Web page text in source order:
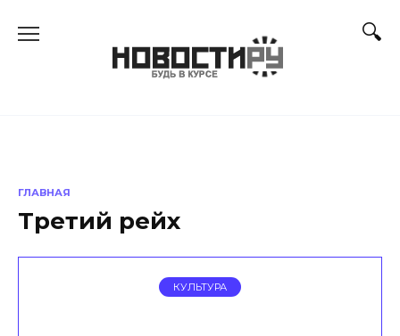
ГЛАВНАЯ
Третий рейх
КУЛЬТУРА